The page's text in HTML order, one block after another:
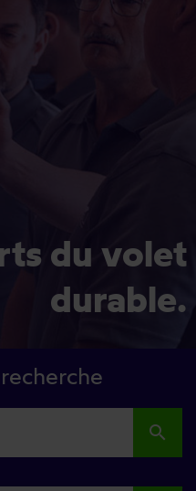
durable.
search